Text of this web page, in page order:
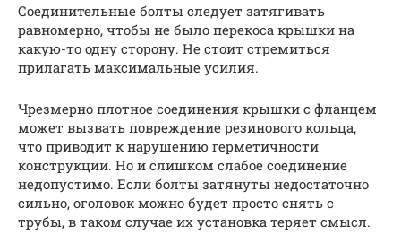
Соединительные болты следует затягивать
равномерно, чтобы не было перекоса крышки на
какую-то одну сторону. Не стоит стремиться
прилагать максимальные усилия.
Чрезмерно плотное соединения крышки с фланцем
может вызвать повреждение резинового кольца,
что приводит к нарушению герметичности
конструкции. Но и слишком слабое соединение
недопустимо. Если болты затянуты недостаточно
сильно, оголовок можно будет просто снять с
трубы, в таком случае их установка теряет смысл.